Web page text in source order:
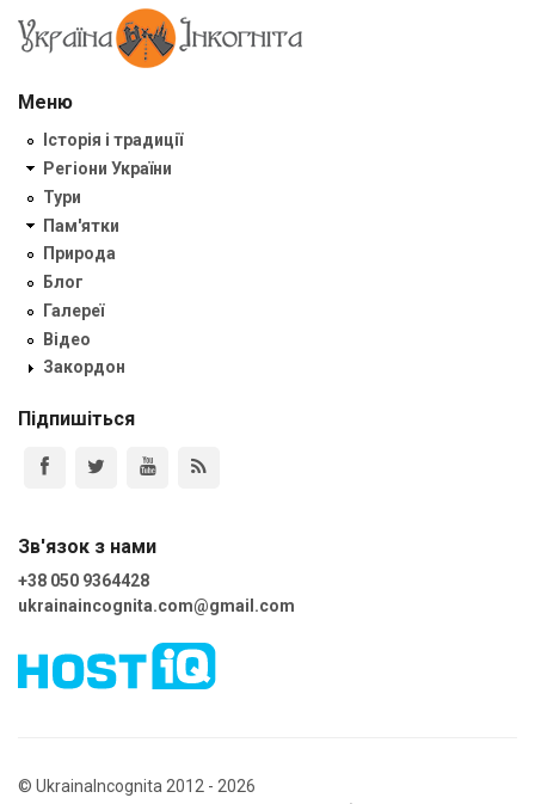
Меню
Історія і традиції
Регіони України
Тури
Пам'ятки
Природа
Блог
Галереї
Відео
Закордон
Підпишіться
Зв'язок з нами
+38 050 9364428
ukrainaincognita.com@gmail.com
© UkrainaIncognita 2012 - 2026